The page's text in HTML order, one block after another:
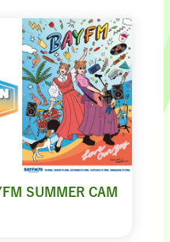
SUMMER CAM